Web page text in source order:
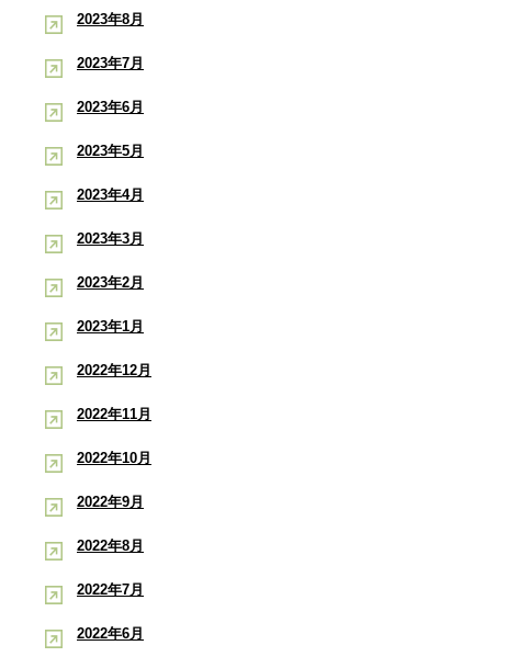
2023年8月
2023年7月
2023年6月
2023年5月
2023年4月
2023年3月
2023年2月
2023年1月
2022年12月
2022年11月
2022年10月
2022年9月
2022年8月
2022年7月
2022年6月